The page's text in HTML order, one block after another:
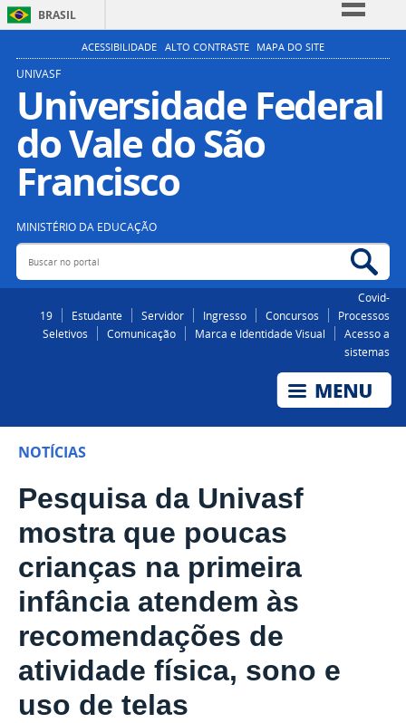
BRASIL
Simplifique!
Participe
Acesso à informação
Legislação
ACESSIBILIDADE ALTO CONTRASTE MAPA DO SITE
UNIVASF
Universidade Federal
do Vale do São
Francisco
MINISTÉRIO DA EDUCAÇÃO
Buscar no portal
Covid-
19
Estudante Servidor Ingresso Concursos
Processos
Seletivos
Comunicação Marca e Identidade Visual
Acesso a
sistemas
NOTÍCIAS
Pesquisa da Univasf
mostra que poucas
crianças na primeira
infância atendem às
recomendações de
atividade física, sono e
uso de telas